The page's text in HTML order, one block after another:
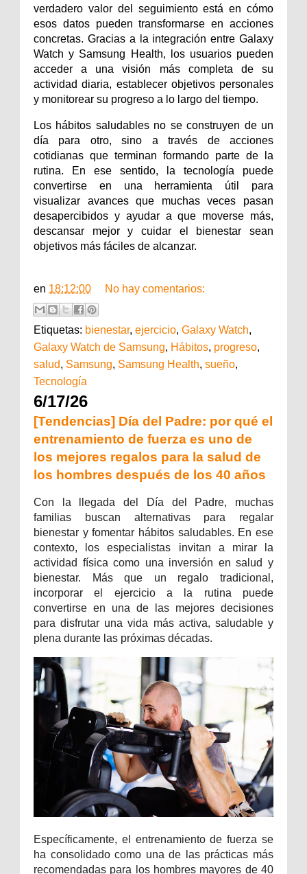
verdadero valor del seguimiento está en cómo
esos datos pueden transformarse en acciones
concretas. Gracias a la integración entre Galaxy
Watch y Samsung Health, los usuarios pueden
acceder a una visión más completa de su
actividad diaria, establecer objetivos personales
y monitorear su progreso a lo largo del tiempo.
Los hábitos saludables no se construyen de un
día para otro, sino a través de acciones
cotidianas que terminan formando parte de la
rutina. En ese sentido, la tecnología puede
convertirse en una herramienta útil para
visualizar avances que muchas veces pasan
desapercibidos y ayudar a que moverse más,
descansar mejor y cuidar el bienestar sean
objetivos más fáciles de alcanzar.
en 18:12:00 No hay comentarios:
Etiquetas: bienestar, ejercicio, Galaxy Watch,
Galaxy Watch de Samsung, Hábitos, progreso,
salud, Samsung, Samsung Health, sueño,
Tecnología
6/17/26
[Tendencias] Día del Padre: por qué el
entrenamiento de fuerza es uno de
los mejores regalos para la salud de
los hombres después de los 40 años
Con la llegada del Día del Padre, muchas
familias buscan alternativas para regalar
bienestar y fomentar hábitos saludables. En ese
contexto, los especialistas invitan a mirar la
actividad física como una inversión en salud y
bienestar. Más que un regalo tradicional,
incorporar el ejercicio a la rutina puede
convertirse en una de las mejores decisiones
para disfrutar una vida más activa, saludable y
plena durante las próximas décadas.
Específicamente, el entrenamiento de fuerza se
ha consolidado como una de las prácticas más
recomendadas para los hombres mayores de 40